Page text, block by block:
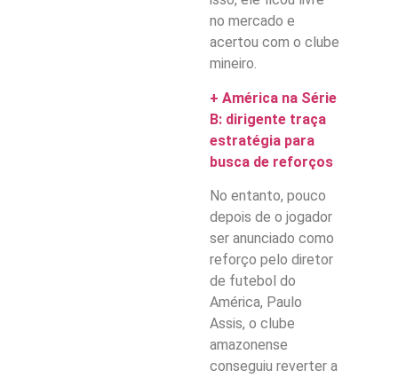
no mercado e
acertou com o clube
mineiro.
+ América na Série
B: dirigente traça
estratégia para
busca de reforços
No entanto, pouco
depois de o jogador
ser anunciado como
reforço pelo diretor
de futebol do
América, Paulo
Assis, o clube
amazonense
conseguiu reverter a